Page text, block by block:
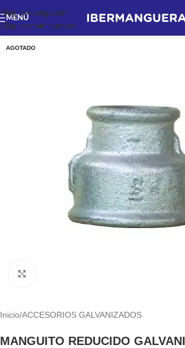
Skip to navigation
Skip to main content
MENÚ
AGOTADO
Inicio/ACCESORIOS GALVANIZADOS
MANGUITO REDUCIDO